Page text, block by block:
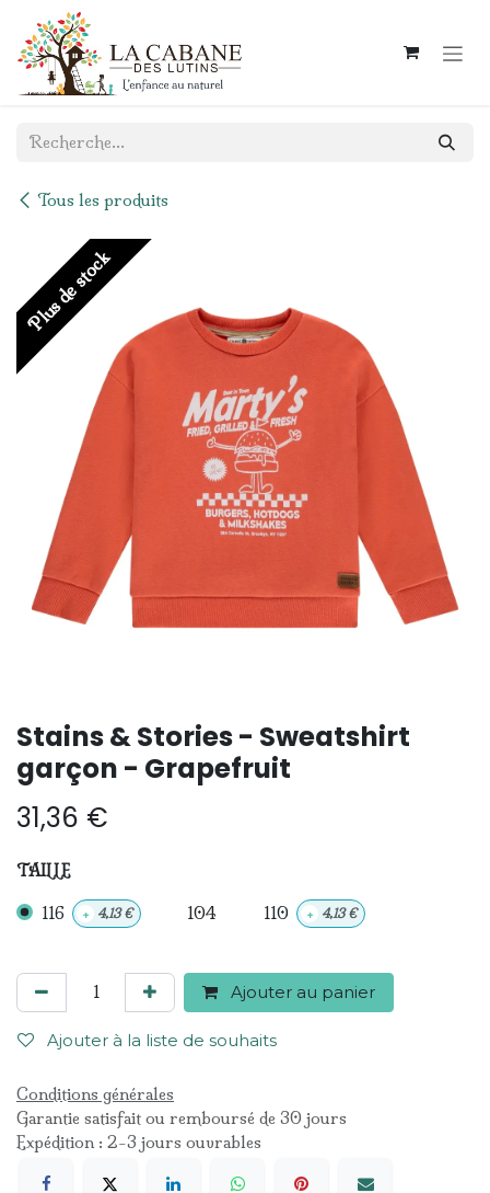
Se rendre au contenu
Tous les produits
Plus de stock
Stains & Stories - Sweatshirt
garçon - Grapefruit
31,36 €
TAILLE
116 + 4,13€ 104 110 + 4,13€
Ajouter au panier
Ajouter à la liste de souhaits
Conditions générales
Garantie satisfait ou remboursé de 30 jours
Expédition : 2-3 jours ouvrables